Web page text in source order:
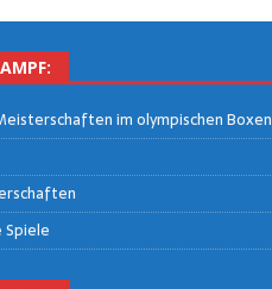
im olym­pi­schen Boxen
Spiele